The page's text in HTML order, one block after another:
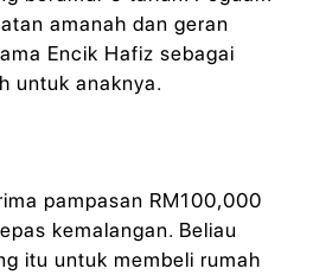
amanah dan geran
Encik Hafiz sebagai
untuk anaknya.
pampasan RM100,000
kemalangan. Beliau
itu untuk membeli rumah